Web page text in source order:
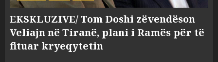
EKSKLUZIVE/ Tom Doshi zëvendëson
Veliajn në Tiranë, plani i Ramës për të
fituar kryeqytetin